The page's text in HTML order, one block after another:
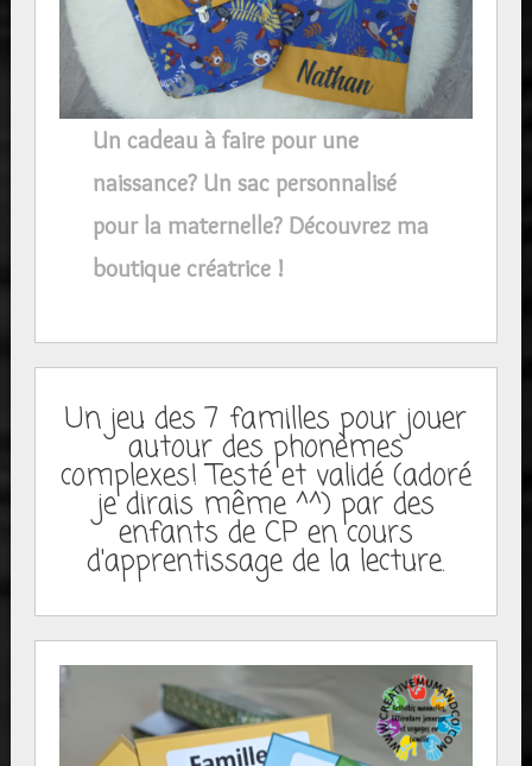
Un cadeau à faire pour une
naissance? Un sac personnalisé
pour la maternelle? Découvrez ma
boutique créatrice !
Un jeu des 7 familles pour jouer
autour des phonèmes
complexes! Testé et validé (adoré
je dirais même ^^) par des
enfants de CP en cours
d'apprentissage de la lecture.